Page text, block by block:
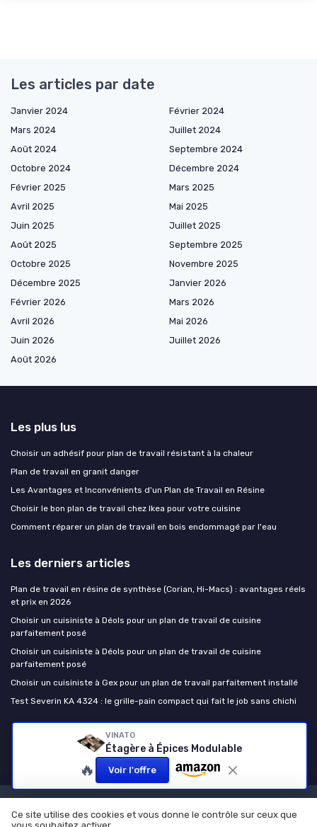
VINATO
Étagère à Épices Modulable
🔥 Voir l'offre
Les articles par date
Janvier 2024
Février 2024
Mars 2024
Juillet 2024
Août 2024
Septembre 2024
Octobre 2024
Décembre 2024
Février 2025
Mars 2025
Avril 2025
Mai 2025
Juin 2025
Juillet 2025
Août 2025
Septembre 2025
Octobre 2025
Novembre 2025
Décembre 2025
Janvier 2026
Février 2026
Mars 2026
Avril 2026
Mai 2026
Juin 2026
Juillet 2026
Août 2026
Les plus lus
Choisir un adhésif pour plan de travail résistant à la chaleur
Plan de travail en granit danger
Les Avantages et Inconvénients d'un Plan de Travail en Résine
Choisir le bon plan de travail chez Ikea pour votre cuisine
Comment réparer un plan de travail en bois endommagé par l'eau
Les derniers articles
Plan de travail en résine de synthèse (Corian, Hi-Macs) : avantages réels
et prix en 2026
Choisir un cuisiniste à Déols pour un plan de travail de cuisine
parfaitement posé
Choisir un cuisiniste à Déols pour un plan de travail de cuisine
parfaitement posé
Choisir un cuisiniste à Gex pour un plan de travail parfaitement installé
Test Severin KA 4324 : le grille-pain compact qui fait le job sans chichi
Le plan de travail cuisine
Ce site utilise des cookies et vous donne le contrôle sur ceux que